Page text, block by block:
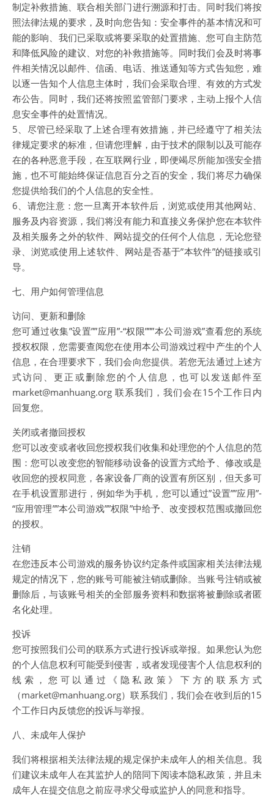
制定补救措施、联合相关部门进行溯源和打击。同时我们将按
照法律法规的要求，及时向您告知：安全事件的基本情况和可
能的影响、我们已采取或将要采取的处置措施、您可自主防范
和降低风险的建议、对您的补救措施等。同时我们会及时将事
件相关情况以邮件、信函、电话、推送通知等方式告知您，难
以逐一告知个人信息主体时，我们会采取合理、有效的方式发
布公告。同时，我们还将按照监管部门要求，主动上报个人信
息安全事件的处置情况。
5、尽管已经采取了上述合理有效措施，并已经遵守了相关法
律规定要求的标准，但请您理解，由于技术的限制以及可能存
在的各种恶意手段，在互联网行业，即便竭尽所能加强安全措
施，也不可能始终保证信息百分之百的安全，我们将尽力确保
您提供给我们的个人信息的安全性。
6、请您注意：您一旦离开本软件后，浏览或使用其他网站、
服务及内容资源，我们将没有能力和直接义务保护您在本软件
及相关服务之外的软件、网站提交的任何个人信息，无论您登
录、浏览或使用上述软件、网站是否基于”本软件”的链接或引
导。
七、用户如何管理信息
访问、更新和删除
您可通过收集”设置””应用”-“权限”””本公司游戏”查看您的系统
授权权限，您需要查阅您在使用本公司游戏过程中产生的个人
信息，在合理要求下，我们会向您提供。若您无法通过上述方
式访问、更正或删除您的个人信息，也可以发送邮件至
market@manhuang.org 联系我们，我们会在15个工作日内
回复您。
关闭或者撤回授权
您可以改变或者收回您授权我们收集和处理您的个人信息的范
围：您可以改变您的智能移动设备的设置方式给予、修改或是
收回您的授权同意，各家设备厂商的设置有所区别，但天多可
在手机设置那进行，例如华为手机，您可以通过”设置””应用”-
“应用管理””本公司游戏””权限”中给予、改变授权范围或撤回您
的授权。
注销
在您违反本公司游戏的服务协议约定条件或国家相关法律法规
规定的情况下，您的账号可能被注销或删除。当账号注销或被
删除后，与该账号相关的全部服务资料和数据将被删除或者匿
名化处理。
投诉
您可按照我们公司的联系方式进行投诉或举报。如果您认为您
的个人信息权利可能受到侵害，或者发现侵害个人信息权利的
线索，您可以通过《隐私政策》下方的联系方式
（market@manhuang.org）联系我们，我们会在收到后的15
个工作日内反馈您的投诉与举报。
八、未成年人保护
我们将根据相关法律法规的规定保护未成年人的相关信息。我
们建议未成年人在其监护人的陪同下阅读本隐私政策，并且未
成年人在提交信息之前应寻求父母或监护人的同意和指导。